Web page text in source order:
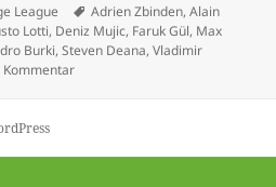
League Schlagwörter
Adrien Zbinden,Alain
Lotti, Deniz Mujic, Faruk Gül, Max
Burki,Steven Deana,Vladimir
Kommentarzu Lausanne vor Aufstieg –